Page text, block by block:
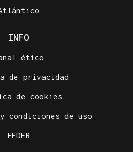
INFO
ético
de privacidad
de cookies
condiciones de uso
FEDER